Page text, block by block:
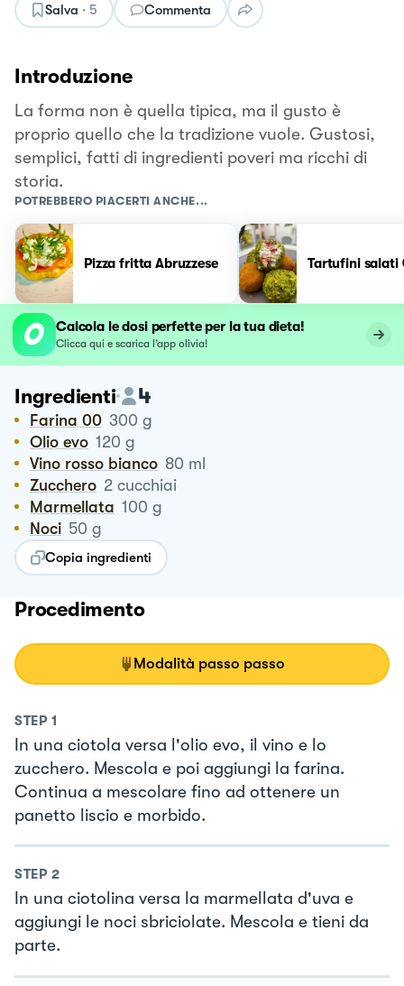
Salva · 5 Commenta
Introduzione
La forma non è quella tipica, ma il gusto è
proprio quello che la tradizione vuole. Gustosi,
semplici, fatti di ingredienti poveri ma ricchi di
storia.
POTREBBERO PIACERTI ANCHE...
Pizza fritta Abruzzese Tartufini salati
Calcola le dosi perfette per la tua dieta!
Clicca qui e scarica l’app olivia!
Ingredienti 4
Farina 00 300 g
Olio evo 120 g
Vino rosso bianco 80 ml
Zucchero 2 cucchiai
Marmellata 100 g
Noci 50 g
Copia ingredienti
Procedimento
Modalità passo passo
STEP 1
In una ciotola versa l'olio evo, il vino e lo
zucchero. Mescola e poi aggiungi la farina.
Continua a mescolare fino ad ottenere un
panetto liscio e morbido.
STEP 2
In una ciotolina versa la marmellata d'uva e
aggiungi le noci sbriciolate. Mescola e tieni da
parte.